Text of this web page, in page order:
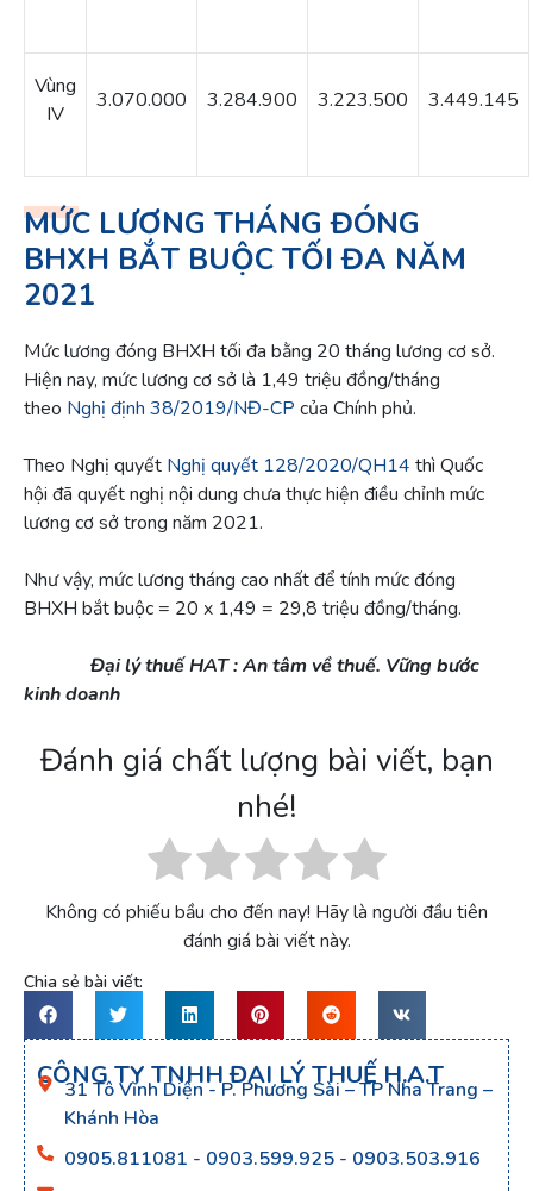
Vùng
IV
3.070.000 3.284.900 3.223.500 3.449.145
MỨC LƯƠNG THÁNG ĐÓNG
BHXH BẮT BUỘC TỐI ĐA NĂM
2021
Mức lương đóng BHXH tối đa bằng 20 tháng lương cơ sở.
Hiện nay, mức lương cơ sở là 1,49 triệu đồng/tháng
theo Nghị định 38/2019/NĐ-CP của Chính phủ.
Theo Nghị quyết Nghị quyết 128/2020/QH14 thì Quốc
hội đã quyết nghị nội dung chưa thực hiện điều chỉnh mức
lương cơ sở trong năm 2021.
Như vậy, mức lương tháng cao nhất để tính mức đóng
BHXH bắt buộc = 20 x 1,49 = 29,8 triệu đồng/tháng.
Đại lý thuế HAT : An tâm về thuế. Vững bước
kinh doanh
Đánh giá chất lượng bài viết, bạn
nhé!
Không có phiếu bầu cho đến nay! Hãy là người đầu tiên
đánh giá bài viết này.
Chia sẻ bài viết:
CÔNG TY TNHH ĐẠI LÝ THUẾ H.A.T
31 Tô Vĩnh Diện - P. Phương Sài – TP Nha Trang –
Khánh Hòa
0905.811081 - 0903.599.925 - 0903.503.916